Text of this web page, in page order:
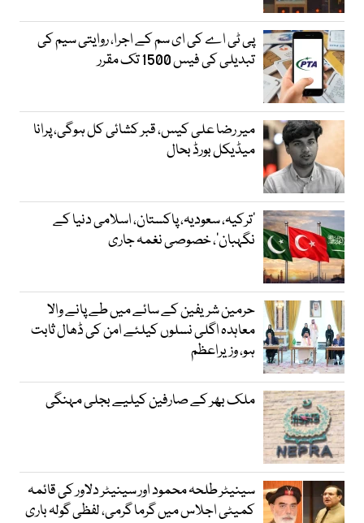
پی ٹی اے کی ای سم کے اجرا، روایتی سیم کی
تبدیلی کی فیس 1500 تک مقرر
میر رضا علی کیس، قبر کشائی کل ہوگی، پرانا
میڈیکل بورڈ بحال
‘ترکیہ، سعودیہ، پاکستان، اسلامی دنیا کے
نگہبان’، خصوصی نغمہ جاری
حرمین شریفین کے سائے میں طے پانے والا
معاہدہ اگلی نسلوں کیلئے امن کی ڈھال ثابت
ہو، وزیراعظم
ملک بھر کے صارفین کیلیے بجلی مہنگی
سینیٹر طلحہ محمود اور سینیٹر دلاور کی قائمہ
کمیٹی اجلاس میں گرما گرمی، لفظی گولہ باری